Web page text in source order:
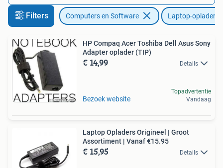
Filters Computers en Software Laptop-opladers
HP Compaq Acer Toshiba Dell Asus Sony
Adapter oplader (TIP)
€ 14,99 Details
Bezoek website
Topadvertentie
Vandaag
Laptop Opladers Origineel | Groot
Assortiment | Vanaf €15.95
€ 15,95 Details